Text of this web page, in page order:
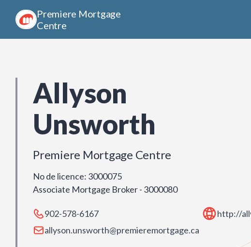
Premiere Mortgage
Centre
Allyson
Unsworth
Premiere Mortgage Centre
No de licence: 3000075
Associate Mortgage Broker - 3000080
902-578-6167
allyson.unsworth@premieremortgage.ca
http://